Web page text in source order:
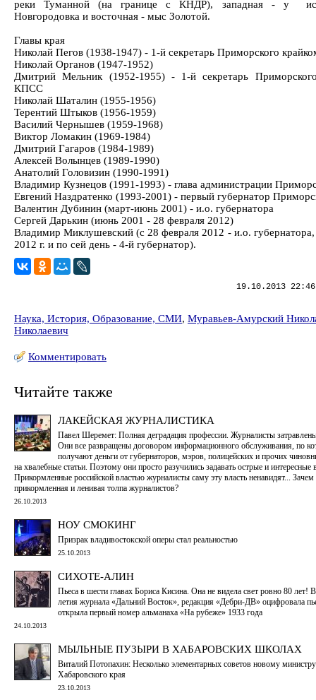
реки Туманной (на границе с КНДР), западная - у
Новгородовка и восточная - мыс Золотой.
Главы края
Николай Пегов (1938-1947) - 1-й секретарь Приморского
Николай Органов (1947-1952)
Дмитрий Мельник (1952-1955) - 1-й секретарь
КПСС
Николай Шаталин (1955-1956)
Терентий Штыков (1956-1959)
Василий Чернышев (1959-1968)
Виктор Ломакин (1969-1984)
Дмитрий Гагаров (1984-1989)
Алексей Волынцев (1989-1990)
Анатолий Головизин (1990-1991)
Владимир Кузнецов (1991-1993) - глава администрации
Евгений Наздратенко (1993-2001) - первый губернатор
Валентин Дубинин (март-июнь 2001) - и.о. губернатора
Сергей Дарькин (июнь 2001 - 28 февраля 2012)
Владимир Миклушевский (с 28 февраля 2012 - и.о.
2012 г. и по сей день - 4-й губернатор).
19.10.2013
Наука, История, Образование, СМИ, Муравьев-Амурский
Николаевич
Комментировать
Читайте также
ЛАКЕЙСКАЯ ЖУРНАЛИСТИКА
Павел Шеремет: Полная деградация профессии. Журналисты
Они все развращены договором информационного обслуживания, по
получают деньги от губернаторов, мэров, полицейских и прочих
на хвалебные статьи. Поэтому они просто разучились задавать острые и интересные
Прикормленные российской властью журналисты саму эту власть ненавидят... Зачем
прикормленная и ленивая толпа журналистов?
26.10.2013
НОУ СМОКИНГ
Призрак владивостокской оперы стал реальностью
25.10.2013
СИХОТЕ-АЛИН
Пьеса в шести главах Бориса Кисина. Она не видела свет ровно 80 лет!
летия журнала «Дальний Восток», редакция «Дебри-ДВ» оцифровала
открыла первый номер альманаха «На рубеже» 1933 года
24.10.2013
МЫЛЬНЫЕ ПУЗЫРИ В ХАБАРОВСКИХ ШКОЛАХ
Виталий Потопахин: Несколько элементарных советов новому
Хабаровского края
23.10.2013